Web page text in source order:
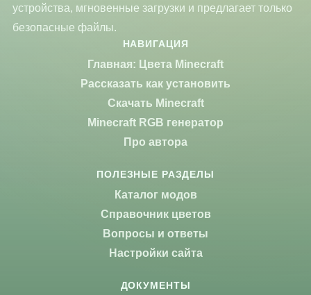
устройства, мгновенные загрузки и предлагает только
безопасные файлы.
НАВИГАЦИЯ
Главная: Цвета Minecraft
Рассказать как установить
Скачать Minecraft
Minecraft RGB генератор
Про автора
ПОЛЕЗНЫЕ РАЗДЕЛЫ
Каталог модов
Справочник цветов
Вопросы и ответы
Настройки сайта
ДОКУМЕНТЫ